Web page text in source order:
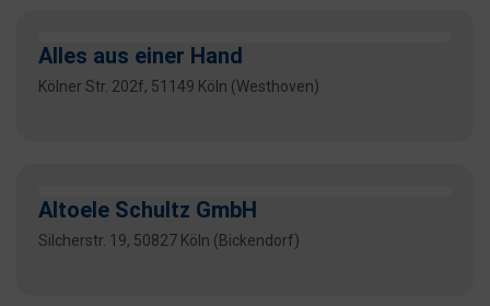
Alles aus einer Hand
Kölner Str. 202f, 51149 Köln (Westhoven)
Altoele Schultz GmbH
Silcherstr. 19, 50827 Köln (Bickendorf)